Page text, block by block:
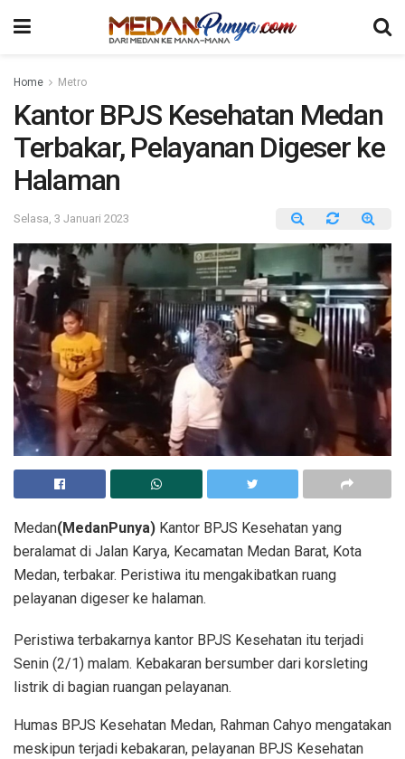
Home Metro
Kantor BPJS Kesehatan Medan
Terbakar, Pelayanan Digeser ke
Halaman
Selasa, 3 Januari 2023
Medan(MedanPunya) Kantor BPJS Kesehatan yang
beralamat di Jalan Karya, Kecamatan Medan Barat, Kota
Medan, terbakar. Peristiwa itu mengakibatkan ruang
pelayanan digeser ke halaman.
Peristiwa terbakarnya kantor BPJS Kesehatan itu terjadi
Senin (2/1) malam. Kebakaran bersumber dari korsleting
listrik di bagian ruangan pelayanan.
Humas BPJS Kesehatan Medan, Rahman Cahyo mengatakan
meskipun terjadi kebakaran, pelayanan BPJS Kesehatan